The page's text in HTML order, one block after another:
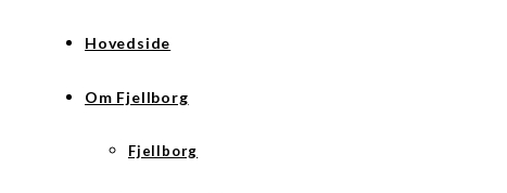
Hovedside
Om Fjellborg
Fjellborg